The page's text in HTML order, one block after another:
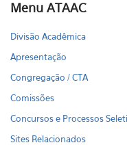
Menu ATAAC
Divisão Acadêmica
Apresentação
Congregação / CTA
Comissões
Concursos e Processos
Sites Relacionados